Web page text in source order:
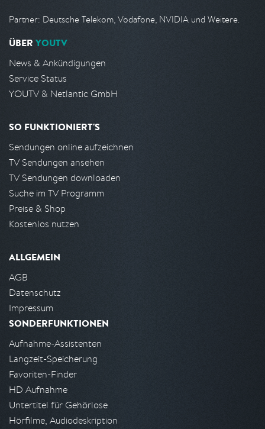
Partner: Deutsche Telekom, Vodafone, NVIDIA und Weitere.
ÜBER YOUTV
News & Ankündigungen
Service Status
YOUTV & Netlantic GmbH
SO FUNKTIONIERT'S
Sendungen online aufzeichnen
TV Sendungen ansehen
TV Sendungen downloaden
Suche im TV Programm
Preise & Shop
Kostenlos nutzen
ALLGEMEIN
AGB
Datenschutz
Impressum
SONDERFUNKTIONEN
Aufnahme-Assistenten
Langzeit-Speicherung
Favoriten-Finder
HD Aufnahme
Untertitel für Gehörlose
Hörfilme, Audiodeskription